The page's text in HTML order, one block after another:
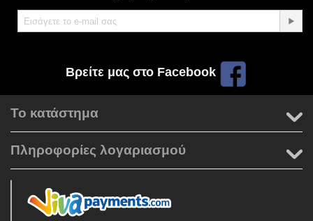
Βρείτε μας στο Facebook
Το κατάστημα
Πληροφορίες λογαριασμού